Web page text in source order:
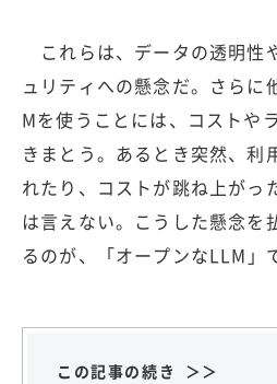
これらは、データの透明性
ュリティへの懸念だ。さらに
Mを使うことには、コストや
きまとう。あるとき突然、利
れたり、コストが跳ね上がっ
は言えない。こうした懸念を
るのが、「オープンなLLM」
この記事の続き ＞＞